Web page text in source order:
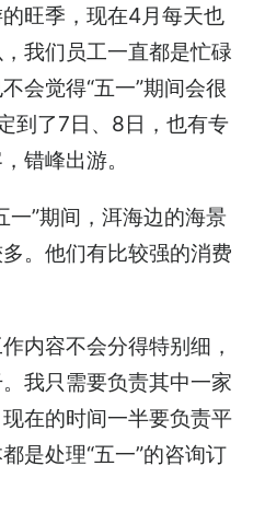
旺季，现在4月每天也
我们员工一直都是忙碌
会觉得“五一”期间会很
到了7日、8日，也有专
错峰出游。
一”期间，洱海边的海景
。他们有比较强的消费
内容不会分得特别细，
我只需要负责其中一家
在的时间一半要负责平
是处理“五一”的咨询订